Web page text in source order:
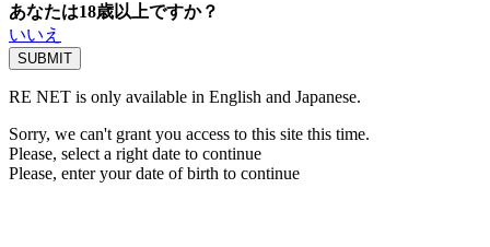
あなたは18歳以上ですか？
いいえ
RE NET is only available in English and Japanese.
Sorry, we can't grant you access to this site this time.
Please, select a right date to continue
Please, enter your date of birth to continue